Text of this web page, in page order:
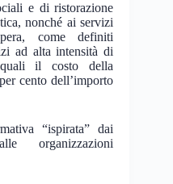
e di ristorazione
nonché ai servizi
come definiti
ad alta intensità di
il costo della
cento dell’importo
“ispirata” dai
organizzazioni